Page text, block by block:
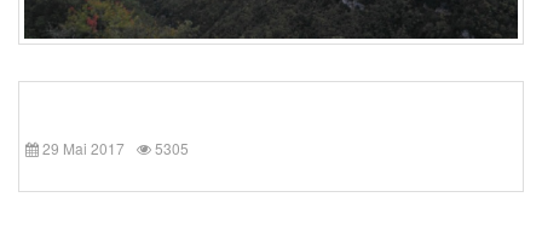
29 Mai 2017 5305